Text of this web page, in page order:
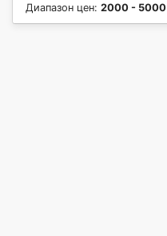
Диапазон цен: 2000 - 5000